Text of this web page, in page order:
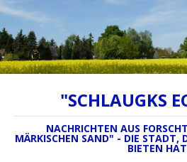
"SCHLAUGKS
NACHRICHTEN AUS
MÄRKISCHEN SAND" - DIE STADT,
BIETEN